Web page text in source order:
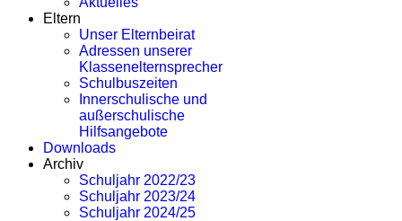
Eltern
Unser Elternbeirat
Adressen unserer
Klassenelternsprecher
Schulbuszeiten
Innerschulische und
außerschulische
Hilfsangebote
Downloads
Archiv
Schuljahr 2022/23
Schuljahr 2023/24
Schuljahr 2024/25